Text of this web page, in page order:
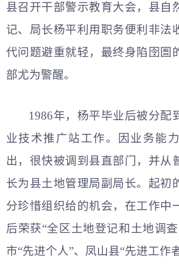
县召开干部警示教育大会，县自
记、局长杨平利用职务便利非法
代问题避重就轻，最终身陷囹圄
部尤为警醒。
1986年，杨平毕业后被分配
业技术推广站工作。因业务能
出，很快被调到县直部门，并从
长为县土地管理局副局长。起初
分珍惜组织给的机会，在工作中
后荣获“全区土地登记和土地调
市“先进个人”、凤山县“先进工作